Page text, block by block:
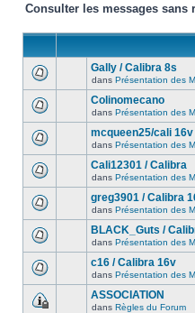
Consulter les messages sans
Gally / Calibra 8s
dans Présentation des
Colinomecano
dans Présentation des
mcqueen25/cali
dans Présentation des
Cali12301 / Calibra
dans Présentation des
greg3901 / Calibra
dans Présentation des
BLACK_Guts /
dans Présentation des
c16 / Calibra 16v
dans Présentation des
ASSOCIATION
dans Règles du Forum